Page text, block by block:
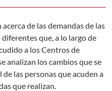
de las demandas de las
que, a lo largo de
a los Centros de
analizan los cambios que se
las personas que acuden a
que realizan.